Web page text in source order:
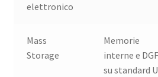
elettronico
Mass
Storage
Memorie
interne e
su standard